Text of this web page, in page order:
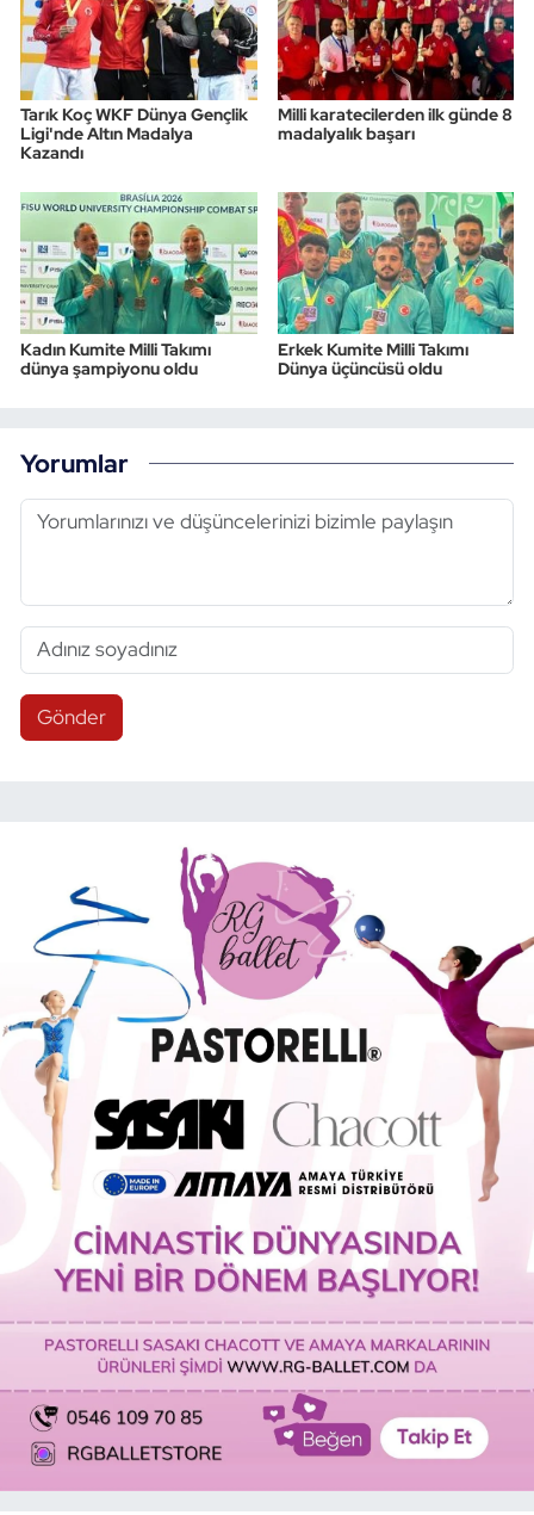
Tarık Koç WKF Dünya Gençlik
Ligi'nde Altın Madalya
Kazandı
Milli karatecilerden ilk günde 8
madalyalık başarı
Kadın Kumite Milli Takımı
dünya şampiyonu oldu
Erkek Kumite Milli Takımı
Dünya üçüncüsü oldu
Yorumlar
Gönder